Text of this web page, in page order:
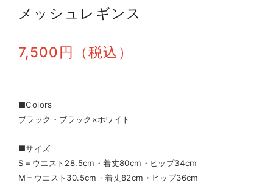
メッシュレギンス
7,500円（税込）
■Colors
ブラック・ブラック×ホワイト
■サイズ
S＝ウエスト28.5cm・着丈80cm・ヒップ34cm
M＝ウエスト30.5cm・着丈82cm・ヒップ36cm